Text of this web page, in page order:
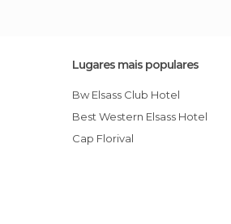
Lugares mais populares
Bw Elsass Club Hotel
Best Western Elsass Hotel
Cap Florival